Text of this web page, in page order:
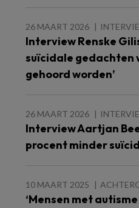
26 MAART 2026
Interview Renske
suïcidale gedachten
gehoord worden’
26 MAART 2026
Interview Aartjan
procent minder
10 MAART 2025
‘Mensen met